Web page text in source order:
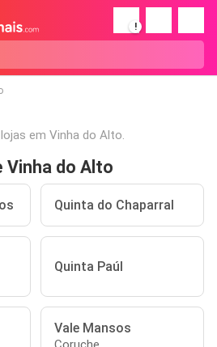
!
em Vinha do Alto.
Vinha do Alto
Quinta do Chaparral
Quinta Paúl
Vale Mansos